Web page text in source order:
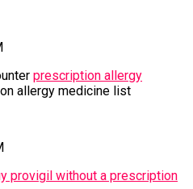
prescription allergy
allergy medicine list
provigil without a prescription